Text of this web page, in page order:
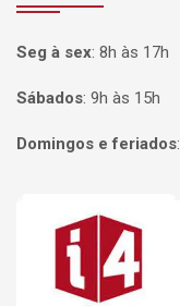
Seg à sex: 8h às 17h
Sábados: 9h às 15h
Domingos e feriados:
Página inicial